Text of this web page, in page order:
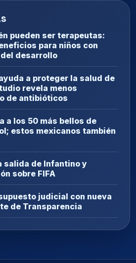
pueden ser terapeutas:
para niños con
desarrollo
a proteger la salud de
revela menos
de antibióticos
a los 50 más bellos de
estos mexicanos también
salida de Infantino y
sobre FIFA
judicial con nueva
de Transparencia